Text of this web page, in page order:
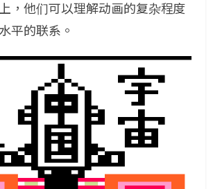
，他们可以理解动画的复杂程度
平的联系。